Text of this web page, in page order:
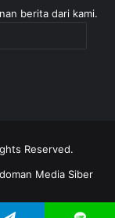
berita dari kami.
Reserved.
Media Siber